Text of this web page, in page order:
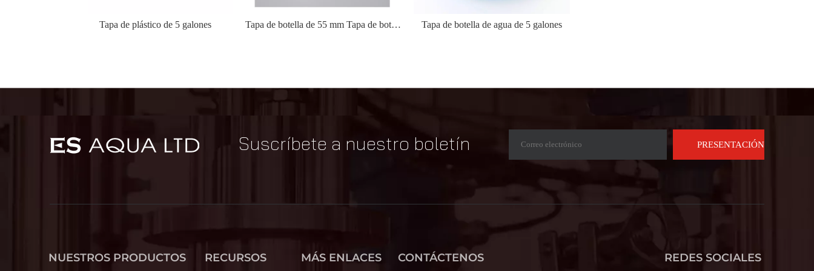
Tapa de plástico de 5 galones Tapa de botella de 55 mm Tapa de botella de agua Tapa de botella de 5 galones Tapa de botella de agua de 5 galones
Suscríbete a nuestro boletín PRESENTACIÓN
NUESTROS PRODUCTOS RECURSOS MÁS ENLACES CONTÁCTENOS REDES SOCIALES